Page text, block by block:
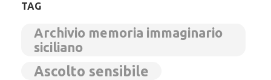
TAG
Archivio memoria immaginario
siciliano
Ascolto sensibile